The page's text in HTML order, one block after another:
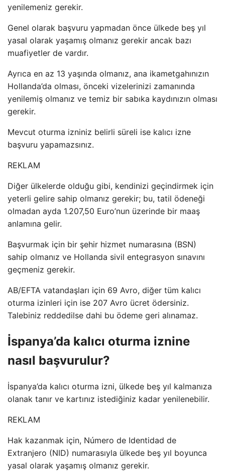
yenilemeniz gerekir.
Genel olarak başvuru yapmadan önce ülkede beş yıl
yasal olarak yaşamış olmanız gerekir ancak bazı
muafiyetler de vardır.
Ayrıca en az 13 yaşında olmanız, ana ikametgahınızın
Hollanda’da olması, önceki vizelerinizi zamanında
yenilemiş olmanız ve temiz bir sabıka kaydınızın olması
gerekir.
Mevcut oturma izniniz belirli süreli ise kalıcı izne
başvuru yapamazsınız.
REKLAM
Diğer ülkelerde olduğu gibi, kendinizi geçindirmek için
yeterli gelire sahip olmanız gerekir; bu, tatil ödeneği
olmadan ayda 1.207,50 Euro’nun üzerinde bir maaş
anlamına gelir.
Başvurmak için bir şehir hizmet numarasına (BSN)
sahip olmanız ve Hollanda sivil entegrasyon sınavını
geçmeniz gerekir.
AB/EFTA vatandaşları için 69 Avro, diğer tüm kalıcı
oturma izinleri için ise 207 Avro ücret ödersiniz.
Talebiniz reddedilse dahi bu ödeme geri alınamaz.
İspanya’da kalıcı oturma iznine
nasıl başvurulur?
İspanya’da kalıcı oturma izni, ülkede beş yıl kalmanıza
olanak tanır ve kartınız istediğiniz kadar yenilenebilir.
REKLAM
Hak kazanmak için, Número de Identidad de
Extranjero (NID) numarasıyla ülkede beş yıl boyunca
yasal olarak yaşamış olmanız gerekir.